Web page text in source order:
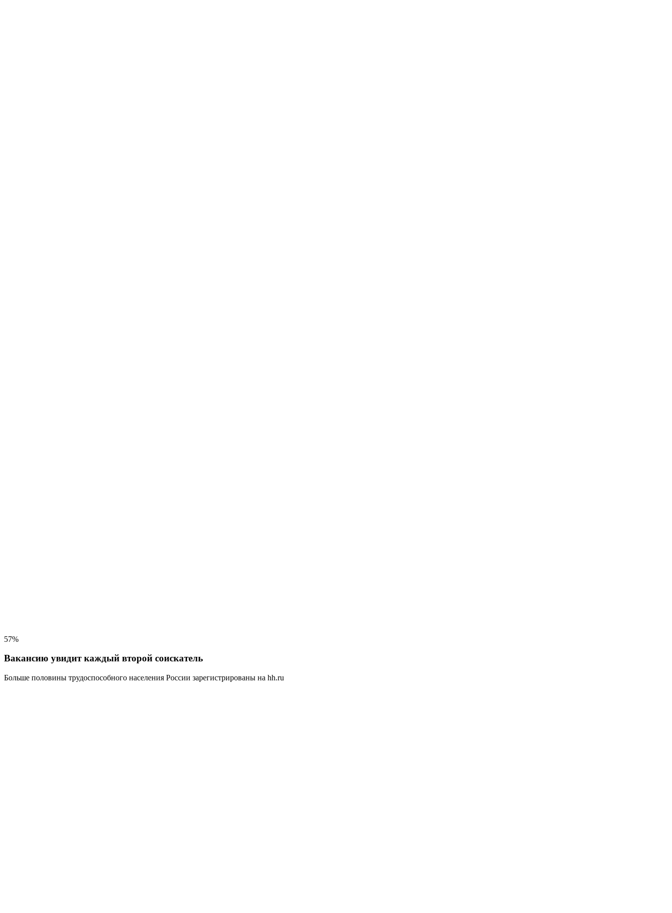
57%
Вакансию увидит каждый второй соискатель
Больше половины трудоспособного населения России зарегистрированы на hh.ru